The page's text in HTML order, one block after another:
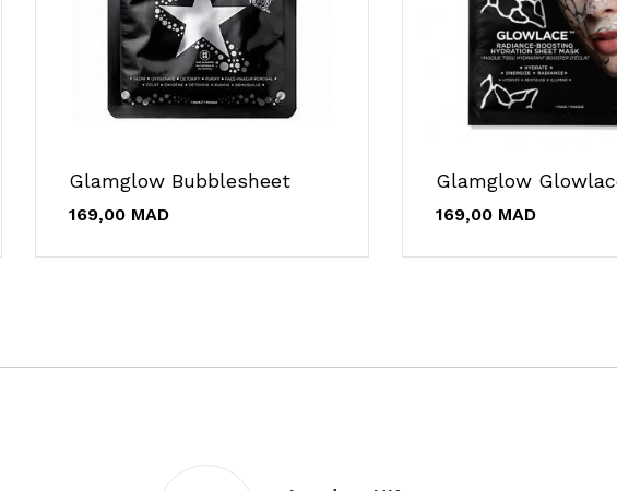
Glamglow Bubblesheet
169,00 MAD 169,00 MAD